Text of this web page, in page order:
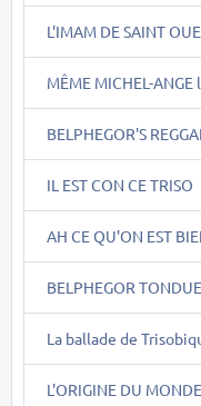
L'IMAM DE SAINT
MÊME MICHEL-ANGE
BELPHEGOR'S
IL EST CON CE TRISO
AH CE QU'ON EST
BELPHEGOR TONDUE
La ballade de
L'ORIGINE DU